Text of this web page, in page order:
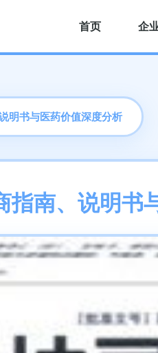
首页 企
明书与医药价值深度分析
指南、说明书